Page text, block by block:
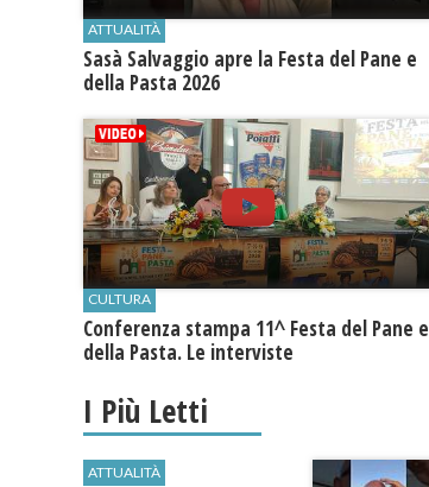
ATTUALITÀ
Sasà Salvaggio apre la Festa del Pane e
della Pasta 2026
CULTURA
Conferenza stampa 11^ Festa del Pane e
della Pasta. Le interviste
I Più Letti
ATTUALITÀ